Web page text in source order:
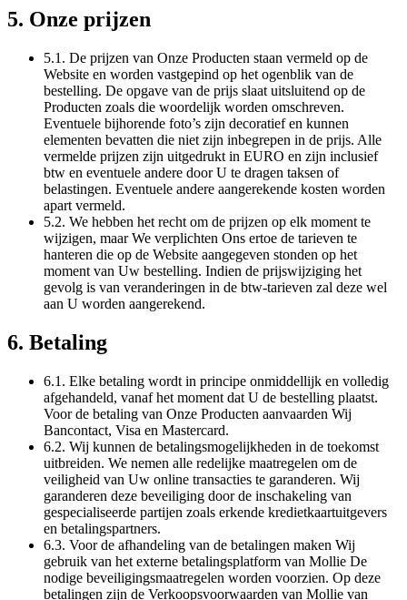
5. Onze prijzen
5.1. De prijzen van Onze Producten staan vermeld op de
Website en worden vastgepind op het ogenblik van de
bestelling. De opgave van de prijs slaat uitsluitend op de
Producten zoals die woordelijk worden omschreven.
Eventuele bijhorende foto’s zijn decoratief en kunnen
elementen bevatten die niet zijn inbegrepen in de prijs. Alle
vermelde prijzen zijn uitgedrukt in EURO en zijn inclusief
btw en eventuele andere door U te dragen taksen of
belastingen. Eventuele andere aangerekende kosten worden
apart vermeld.
5.2. We hebben het recht om de prijzen op elk moment te
wijzigen, maar We verplichten Ons ertoe de tarieven te
hanteren die op de Website aangegeven stonden op het
moment van Uw bestelling. Indien de prijswijziging het
gevolg is van veranderingen in de btw-tarieven zal deze wel
aan U worden aangerekend.
6. Betaling
6.1. Elke betaling wordt in principe onmiddellijk en volledig
afgehandeld, vanaf het moment dat U de bestelling plaatst.
Voor de betaling van Onze Producten aanvaarden Wij
Bancontact, Visa en Mastercard.
6.2. Wij kunnen de betalingsmogelijkheden in de toekomst
uitbreiden. We nemen alle redelijke maatregelen om de
veiligheid van Uw online transacties te garanderen. Wij
garanderen deze beveiliging door de inschakeling van
gespecialiseerde partijen zoals erkende kredietkaartuitgevers
en betalingspartners.
6.3. Voor de afhandeling van de betalingen maken Wij
gebruik van het externe betalingsplatform van Mollie De
nodige beveiligingsmaatregelen worden voorzien. Op deze
betalingen zijn de Verkoopsvoorwaarden van Mollie van